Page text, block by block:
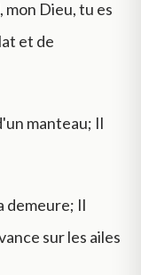
grace -law
Dieu, tu es
et de
manteau; Il
demeure; Il
sur les ailes